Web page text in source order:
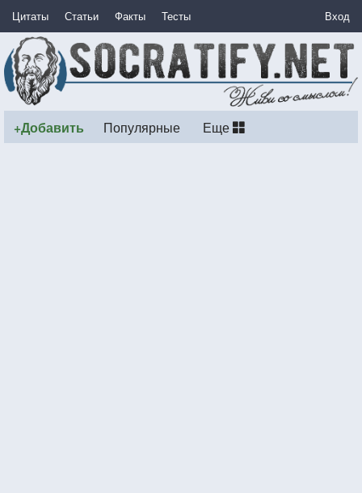
Цитаты Статьи Факты Тесты Вход
+Добавить Популярные Еще